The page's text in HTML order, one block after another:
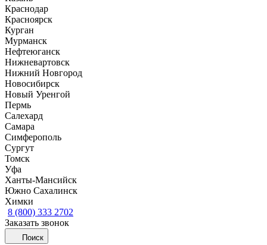
Краснодар
Красноярск
Курган
Мурманск
Нефтеюганск
Нижневартовск
Нижний Новгород
Новосибирск
Новый Уренгой
Пермь
Салехард
Самара
Симферополь
Сургут
Томск
Уфа
Ханты-Мансийск
Южно Сахалинск
Химки
8 (800) 333 2702
Заказать звонок
Поиск